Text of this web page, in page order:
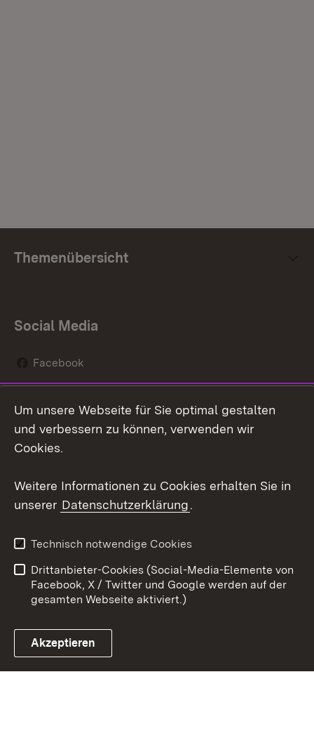
Themenübersicht
Social Media
Facebook
Social Wall
Youtube
Link zum Landesportal
Kontakt
Datenschutz
Barrierefreiheit
Impressum Cookies
Um unsere Webseite für Sie optimal gestalten
und verbessern zu können, verwenden wir
Cookies.
Weitere Informationen zu Cookies erhalten Sie in
unserer Datenschutzerklärung.
Technisch notwendige Cookies
Drittanbieter-Cookies (Social-Media-Elemente von
Facebook, X / Twitter und Google werden auf der
gesamten Webseite aktiviert.)
Akzeptieren